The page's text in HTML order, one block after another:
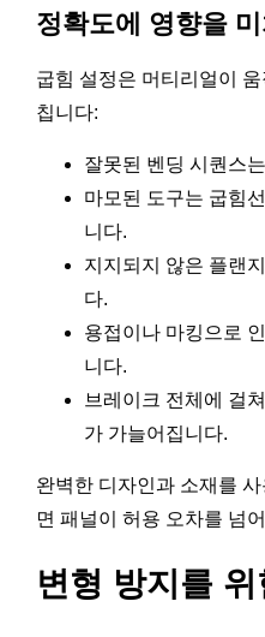
정확도에 영향을
굽힘 설정은 머티리얼이
칩니다:
잘못된 벤딩 시퀀스
마모된 도구는 굽힘
니다.
지지되지 않은 플랜
다.
용접이나 마킹으로
니다.
브레이크 전체에 걸
가 가늘어집니다.
완벽한 디자인과 소재를
면 패널이 허용 오차를 넘
변형 방지를